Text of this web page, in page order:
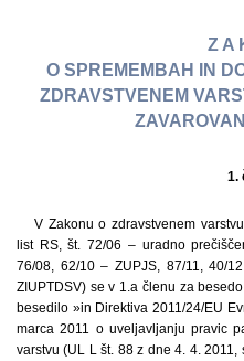
Z A
O SPREMEMBAH IN
ZDRAVSTVENEM
1.
V Zakonu o zdravstvenem
list RS, št. 72/06 – uradno
76/08, 62/10 – ZUPJS, 87/11, 40/
ZIUPTDSV) se v 1.a členu za
besedilo »in Direktiva 2011/24/EU
marca 2011 o uveljavljanju pravic
varstvu (UL L št. 88 z dne 4. 4.